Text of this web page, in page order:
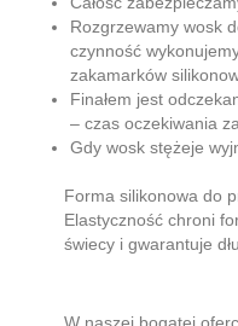
Rozgrzewamy wosk
czynność
zakamarków
Finałem jest
– czas oczekiwania
Gdy wosk stężeje
Forma silikonowa do
Elastyczność chroni
świecy i gwarantuje